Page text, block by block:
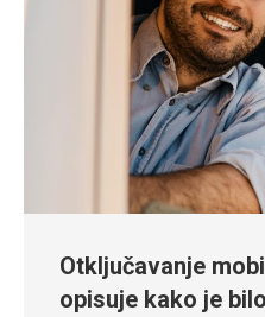
Otključavanje
opisuje kako je